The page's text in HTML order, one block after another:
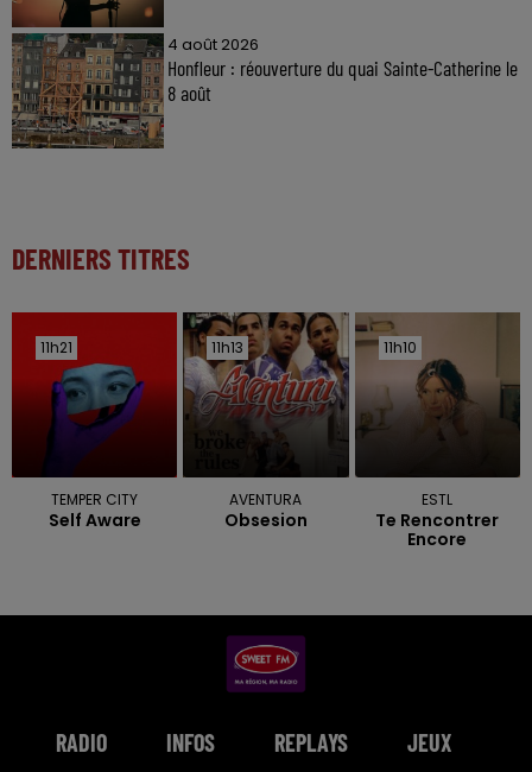
4 août 2026
Honfleur : réouverture du quai Sainte-Catherine le
8 août
DERNIERS TITRES
11h21
11h21
TEMPER CITY
Self Aware
11h13
11h13
AVENTURA
Obsesion
11h10
11h10
ESTL
Te Rencontrer
Encore
RADIO INFOS REPLAYS JEUX